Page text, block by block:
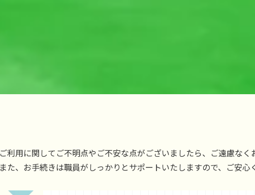
ご利用に関してご不明点やご不安な点がございましたら、ご遠慮なく
また、お手続きは職員がしっかりとサポートいたしますので、ご安心